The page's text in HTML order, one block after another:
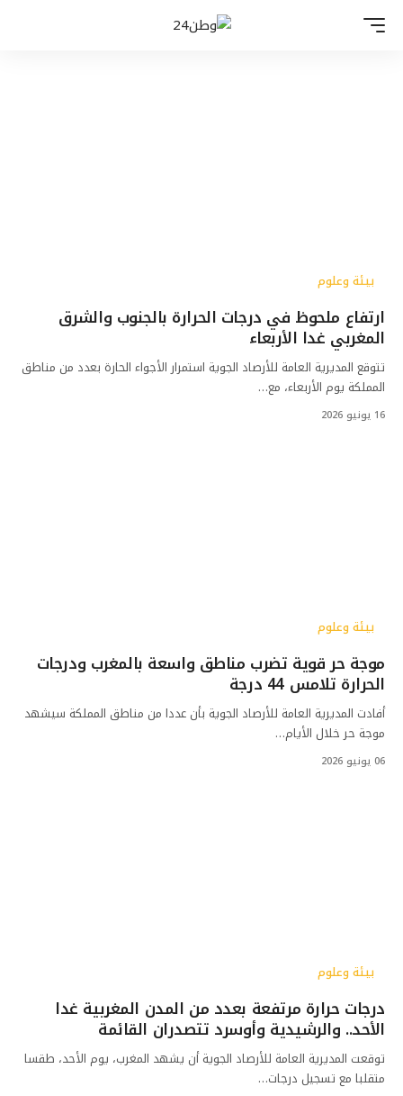
بيئة وعلوم
ارتفاع ملحوظ في درجات الحرارة بالجنوب والشرق
المغربي غدا الأربعاء
تتوقع المديرية العامة للأرصاد الجوية استمرار الأجواء الحارة بعدد من مناطق
المملكة يوم الأربعاء، مع…
16 يونيو 2026
بيئة وعلوم
موجة حر قوية تضرب مناطق واسعة بالمغرب ودرجات
الحرارة تلامس 44 درجة
أفادت المديرية العامة للأرصاد الجوية بأن عددا من مناطق المملكة سيشهد
موجة حر خلال الأيام…
06 يونيو 2026
بيئة وعلوم
درجات حرارة مرتفعة بعدد من المدن المغربية غدا
الأحد.. والرشيدية وأوسرد تتصدران القائمة
توقعت المديرية العامة للأرصاد الجوية أن يشهد المغرب، يوم الأحد، طقسا
متقلبا مع تسجيل درجات…